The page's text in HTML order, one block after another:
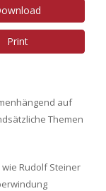
Print
auf
Themen
Rudolf Steiner